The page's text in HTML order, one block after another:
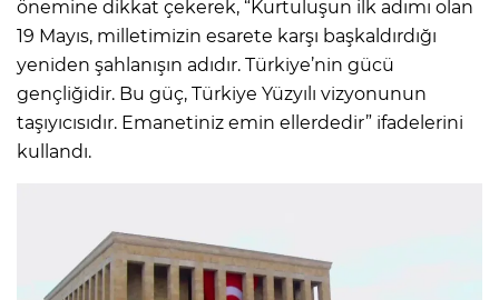
önemine dikkat çekerek, “Kurtuluşun ilk adımı olan
19 Mayıs, milletimizin esarete karşı başkaldırdığı
yeniden şahlanışın adıdır. Türkiye’nin gücü
gençliğidir. Bu güç, Türkiye Yüzyılı vizyonunun
taşıyıcısıdır. Emanetiniz emin ellerdedir” ifadelerini
kullandı.